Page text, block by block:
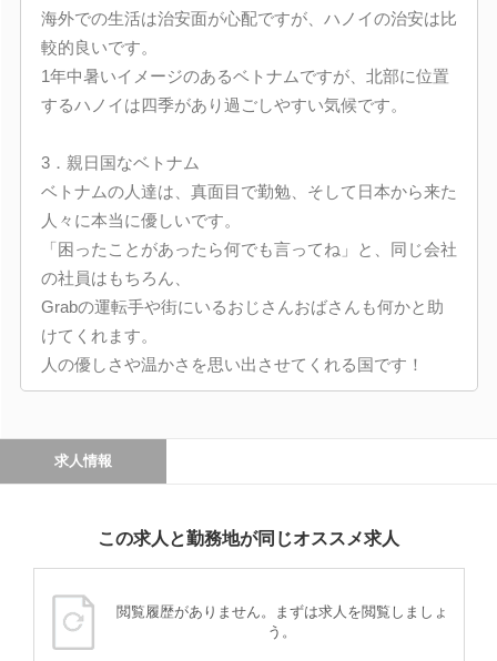
海外での生活は治安面が心配ですが、ハノイの治安は比
較的良いです。
1年中暑いイメージのあるベトナムですが、北部に位置
するハノイは四季があり過ごしやすい気候です。
3．親日国なベトナム
ベトナムの人達は、真面目で勤勉、そして日本から来た
人々に本当に優しいです。
「困ったことがあったら何でも言ってね」と、同じ会社
の社員はもちろん、
Grabの運転手や街にいるおじさんおばさんも何かと助
けてくれます。
人の優しさや温かさを思い出させてくれる国です！
求人情報
この求人と勤務地が同じオススメ求人
閲覧履歴がありません。まずは求人を閲覧しましょ
う。